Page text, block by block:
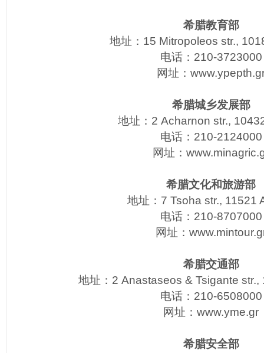
希腊教育部
地址：15 Mitropoleos str.,
电话：210-3723000
网址：
希腊城乡发展部
地址：2 Acharnon str.,
电话：210-2124000
网址：
希腊文化和旅游部
地址：7 Tsoha str., 11521
电话：210-8707000
网址：
希腊交通部
地址：2 Anastaseos & Tsigante
电话：210-6508000
网址： www.yme.gr
希腊安全部